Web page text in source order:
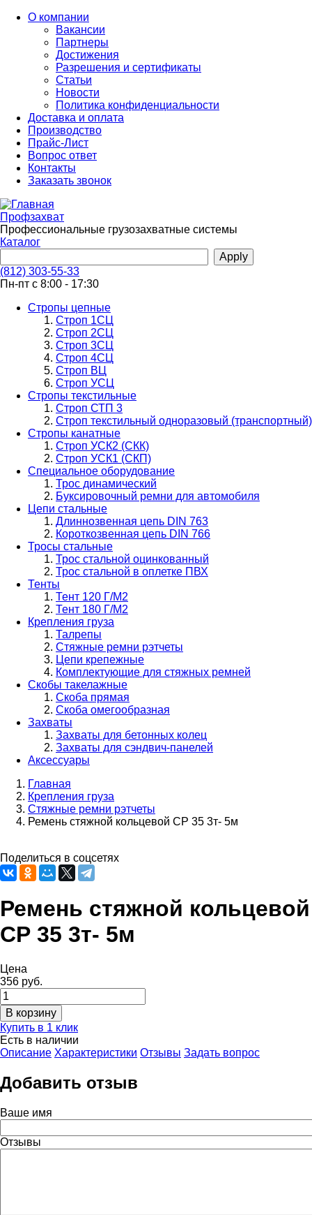
Перейти
основному
содержанию
О компании
Вакансии
Партнеры
Достижения
Разрешения и сертификаты
Статьи
Новости
Политика конфиденциальности
Доставка и оплата
Производство
Прайс-Лист
Вопрос ответ
Контакты
Заказать звонок
Профзахват
Профессиональные грузозахватные системы
Каталог
(812) 303-55-33
Пн-пт с 8:00 - 17:30
Стропы цепные
Строп 1СЦ
Строп 2СЦ
Строп 3СЦ
Строп 4СЦ
Строп ВЦ
Строп УСЦ
Стропы текстильные
Строп СТП 3
Строп текстильный одноразовый (транспортный)
Стропы канатные
Строп УСК2 (СКК)
Строп УСК1 (СКП)
Специальное оборудование
Трос динамический
Буксировочный ремни для автомобиля
Цепи стальные
Длиннозвенная цепь DIN 763
Короткозвенная цепь DIN 766
Тросы стальные
Трос стальной оцинкованный
Трос стальной в оплетке ПВХ
Тенты
Тент 120 Г/М2
Тент 180 Г/М2
Крепления груза
Талрепы
Стяжные ремни рэтчеты
Цепи крепежные
Комплектующие для стяжных ремней
Скобы такелажные
Скоба прямая
Скоба омегообразная
Захваты
Захваты для бетонных колец
Захваты для сэндвич-панелей
Аксессуары
Строка
навигации
Главная
Крепления груза
Стяжные ремни рэтчеты
Ремень стяжной кольцевой СР 35 3т- 5м
Поделиться в соцсетях
Ремень стяжной кольцевой
СР 35 3т- 5м
Цена
356 руб.
Купить в 1 клик
Есть в наличии
Описание Характеристики Отзывы Задать вопрос
Добавить отзыв
Ваше имя
Отзывы